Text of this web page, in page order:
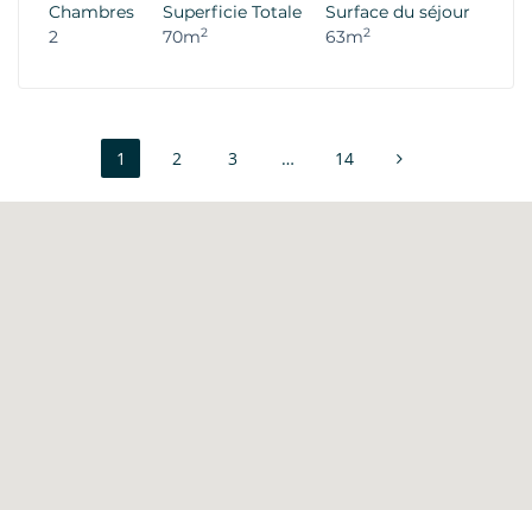
Chambres
2
Superficie Totale
70m2
Surface du séjour
63m2
1 2 3 … 14